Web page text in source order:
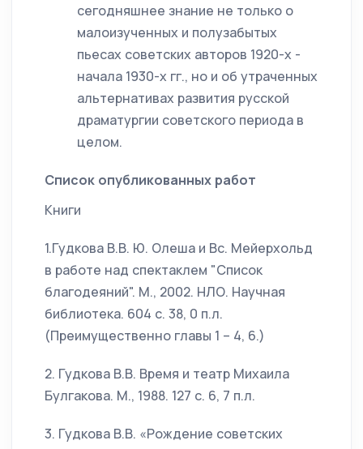
сегодняшнее знание не только о
малоизученных и полузабытых
пьесах советских авторов 1920-х -
начала 1930-х гг., но и об утраченных
альтернативах развития русской
драматургии советского периода в
целом.
Список опубликованных работ
Книги
1.Гудкова В.В. Ю. Олеша и Вс. Мейерхольд
в работе над спектаклем "Список
благодеяний". М., 2002. НЛО. Научная
библиотека. 604 с. 38, 0 п.л.
(Преимущественно главы 1 – 4, 6.)
2. Гудкова В.В. Время и театр Михаила
Булгакова. М., 1988. 127 с. 6, 7 п.л.
3. Гудкова В.В. «Рождение советских